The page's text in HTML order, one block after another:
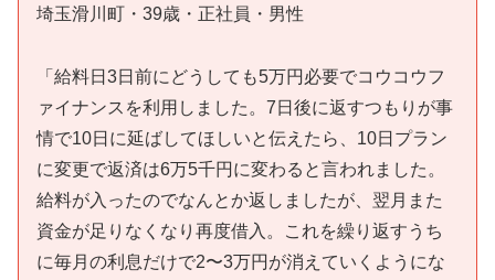
埼玉滑川町・39歳・正社員・男性
「給料日3日前にどうしても5万円必要でコウコウフ
ァイナンスを利用しました。7日後に返すつもりが事
情で10日に延ばしてほしいと伝えたら、10日プラン
に変更で返済は6万5千円に変わると言われました。
給料が入ったのでなんとか返しましたが、翌月また
資金が足りなくなり再度借入。これを繰り返すうち
に毎月の利息だけで2〜3万円が消えていくようにな